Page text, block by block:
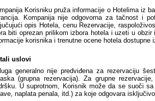
Korisniku pruža informacije o Hotelima iz
Kompanija nije odgovorna za tačnost i
opis Hotela, cenu Rezervacije,
biti oprezan prilikom izbora hotela i uzeti u
korisnika i trenutne ocene hotela dostupne
uslovi
generalno nije predviđena za rezervaciju
(grupna rezervacija). Za grupne
U suprotnom, Korisnik može da se suoči
naplata penala, itd.) za koje odgovara